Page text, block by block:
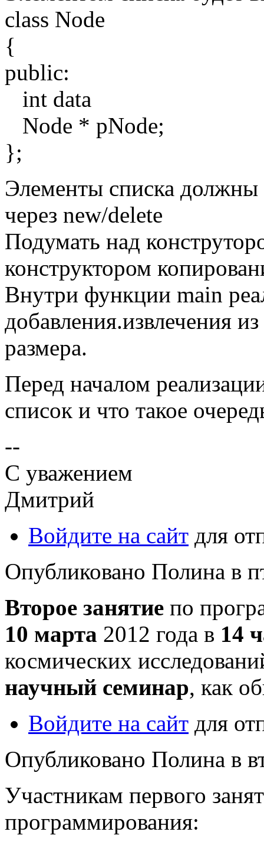
class Node
{
public:
int data
Node * pNode;
};
Элементы списка должны
через new/delete
Подумать над
конструктором
Внутри функции main
добавления.извлечения
размера.
Перед началом
список и что такое
--
С уважением
Дмитрий
Войдите на сайт для
Опубликовано Полина в
Второе занятие по
10 марта 2012 года в 14
космических
научный семинар, как
Войдите на сайт для
Опубликовано Полина в
Участникам первого
программирования: